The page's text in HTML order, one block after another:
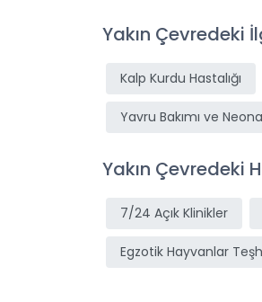
Yakın Çevredeki
Kalp Kurdu Hastalığı
Yavru Bakımı ve
Yakın Çevredeki
7/24 Açık Klinikler
Egzotik Hayvanlar